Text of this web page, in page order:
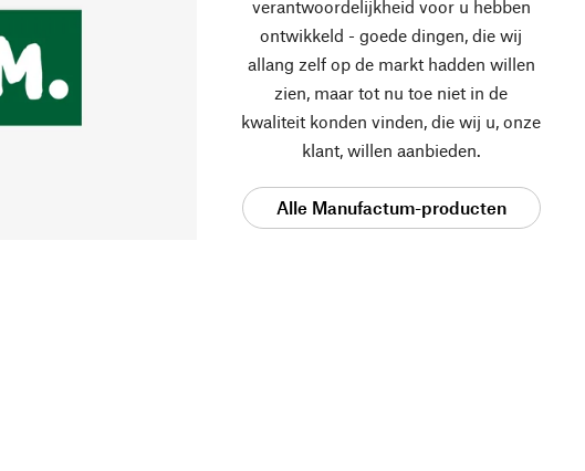
verantwoordelijkheid voor u hebben
ontwikkeld - goede dingen, die wij
allang zelf op de markt hadden willen
zien, maar tot nu toe niet in de
kwaliteit konden vinden, die wij u, onze
klant, willen aanbieden.
Alle Manufactum-producten